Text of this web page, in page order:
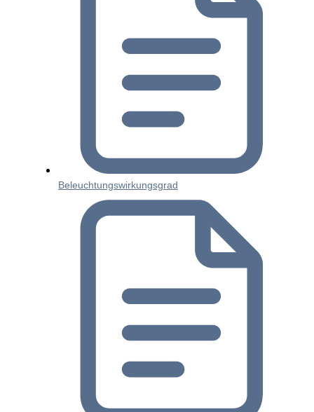
Beleuchtungswirkungsgrad